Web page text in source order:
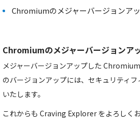
Chromiumのメジャーバージョンアッ
Chromiumのメジャーバージョンア
メジャーバージョンアップした
のバージョンアップには、セキュリティ
いたします。
これからも Craving Explorer をよろしくお